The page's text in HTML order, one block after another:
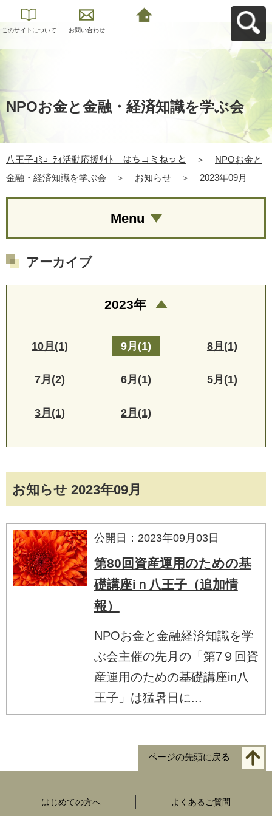
このサイトについて お問い合わせ
NPOお金と金融・経済知識を学ぶ会
八王子ｺﾐｭﾆﾃｨ活動応援ｻｲﾄ はちコミねっと ＞
NPOお金と
金融・経済知識を学ぶ会
＞ お知らせ ＞ 2023年09月
お知らせ 2023年09月
公開日：2023年09月03日
第80回資産運用のための基
礎講座iｎ八王子（追加情
報）
NPOお金と金融経済知識を学
ぶ会主催の先月の「第7９回資
産運用のための基礎講座in八
王子」は猛暑日に...
Menu
アーカイブ
2023年
10月(1) 9月(1) 8月(1)
7月(2) 6月(1) 5月(1)
3月(1) 2月(1)
ページの先頭に戻る
はじめての方へ よくあるご質問